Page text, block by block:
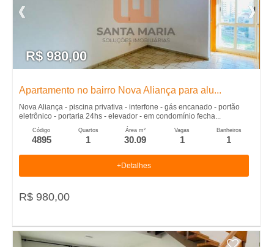
R$ 980,00
Apartamento no bairro Nova Aliança para alu...
Nova Aliança - piscina privativa - interfone - gás encanado - portão
eletrônico - portaria 24hs - elevador - em condomínio fecha...
Código
4895
Quartos
1
Área m²
30.09
Vagas
1
Banheiros
1
+Detalhes
R$ 980,00